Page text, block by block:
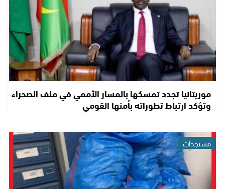
موريتانيا تجدد تمسكها بالمسار الأممي في ملف الصحراء
وتؤكد ارتباط تطوراته بأمنها القومي
مستجدات